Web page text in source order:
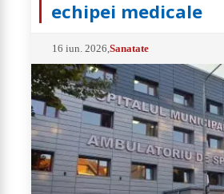
echipei medicale
16 iun. 2026 ,Sanatate